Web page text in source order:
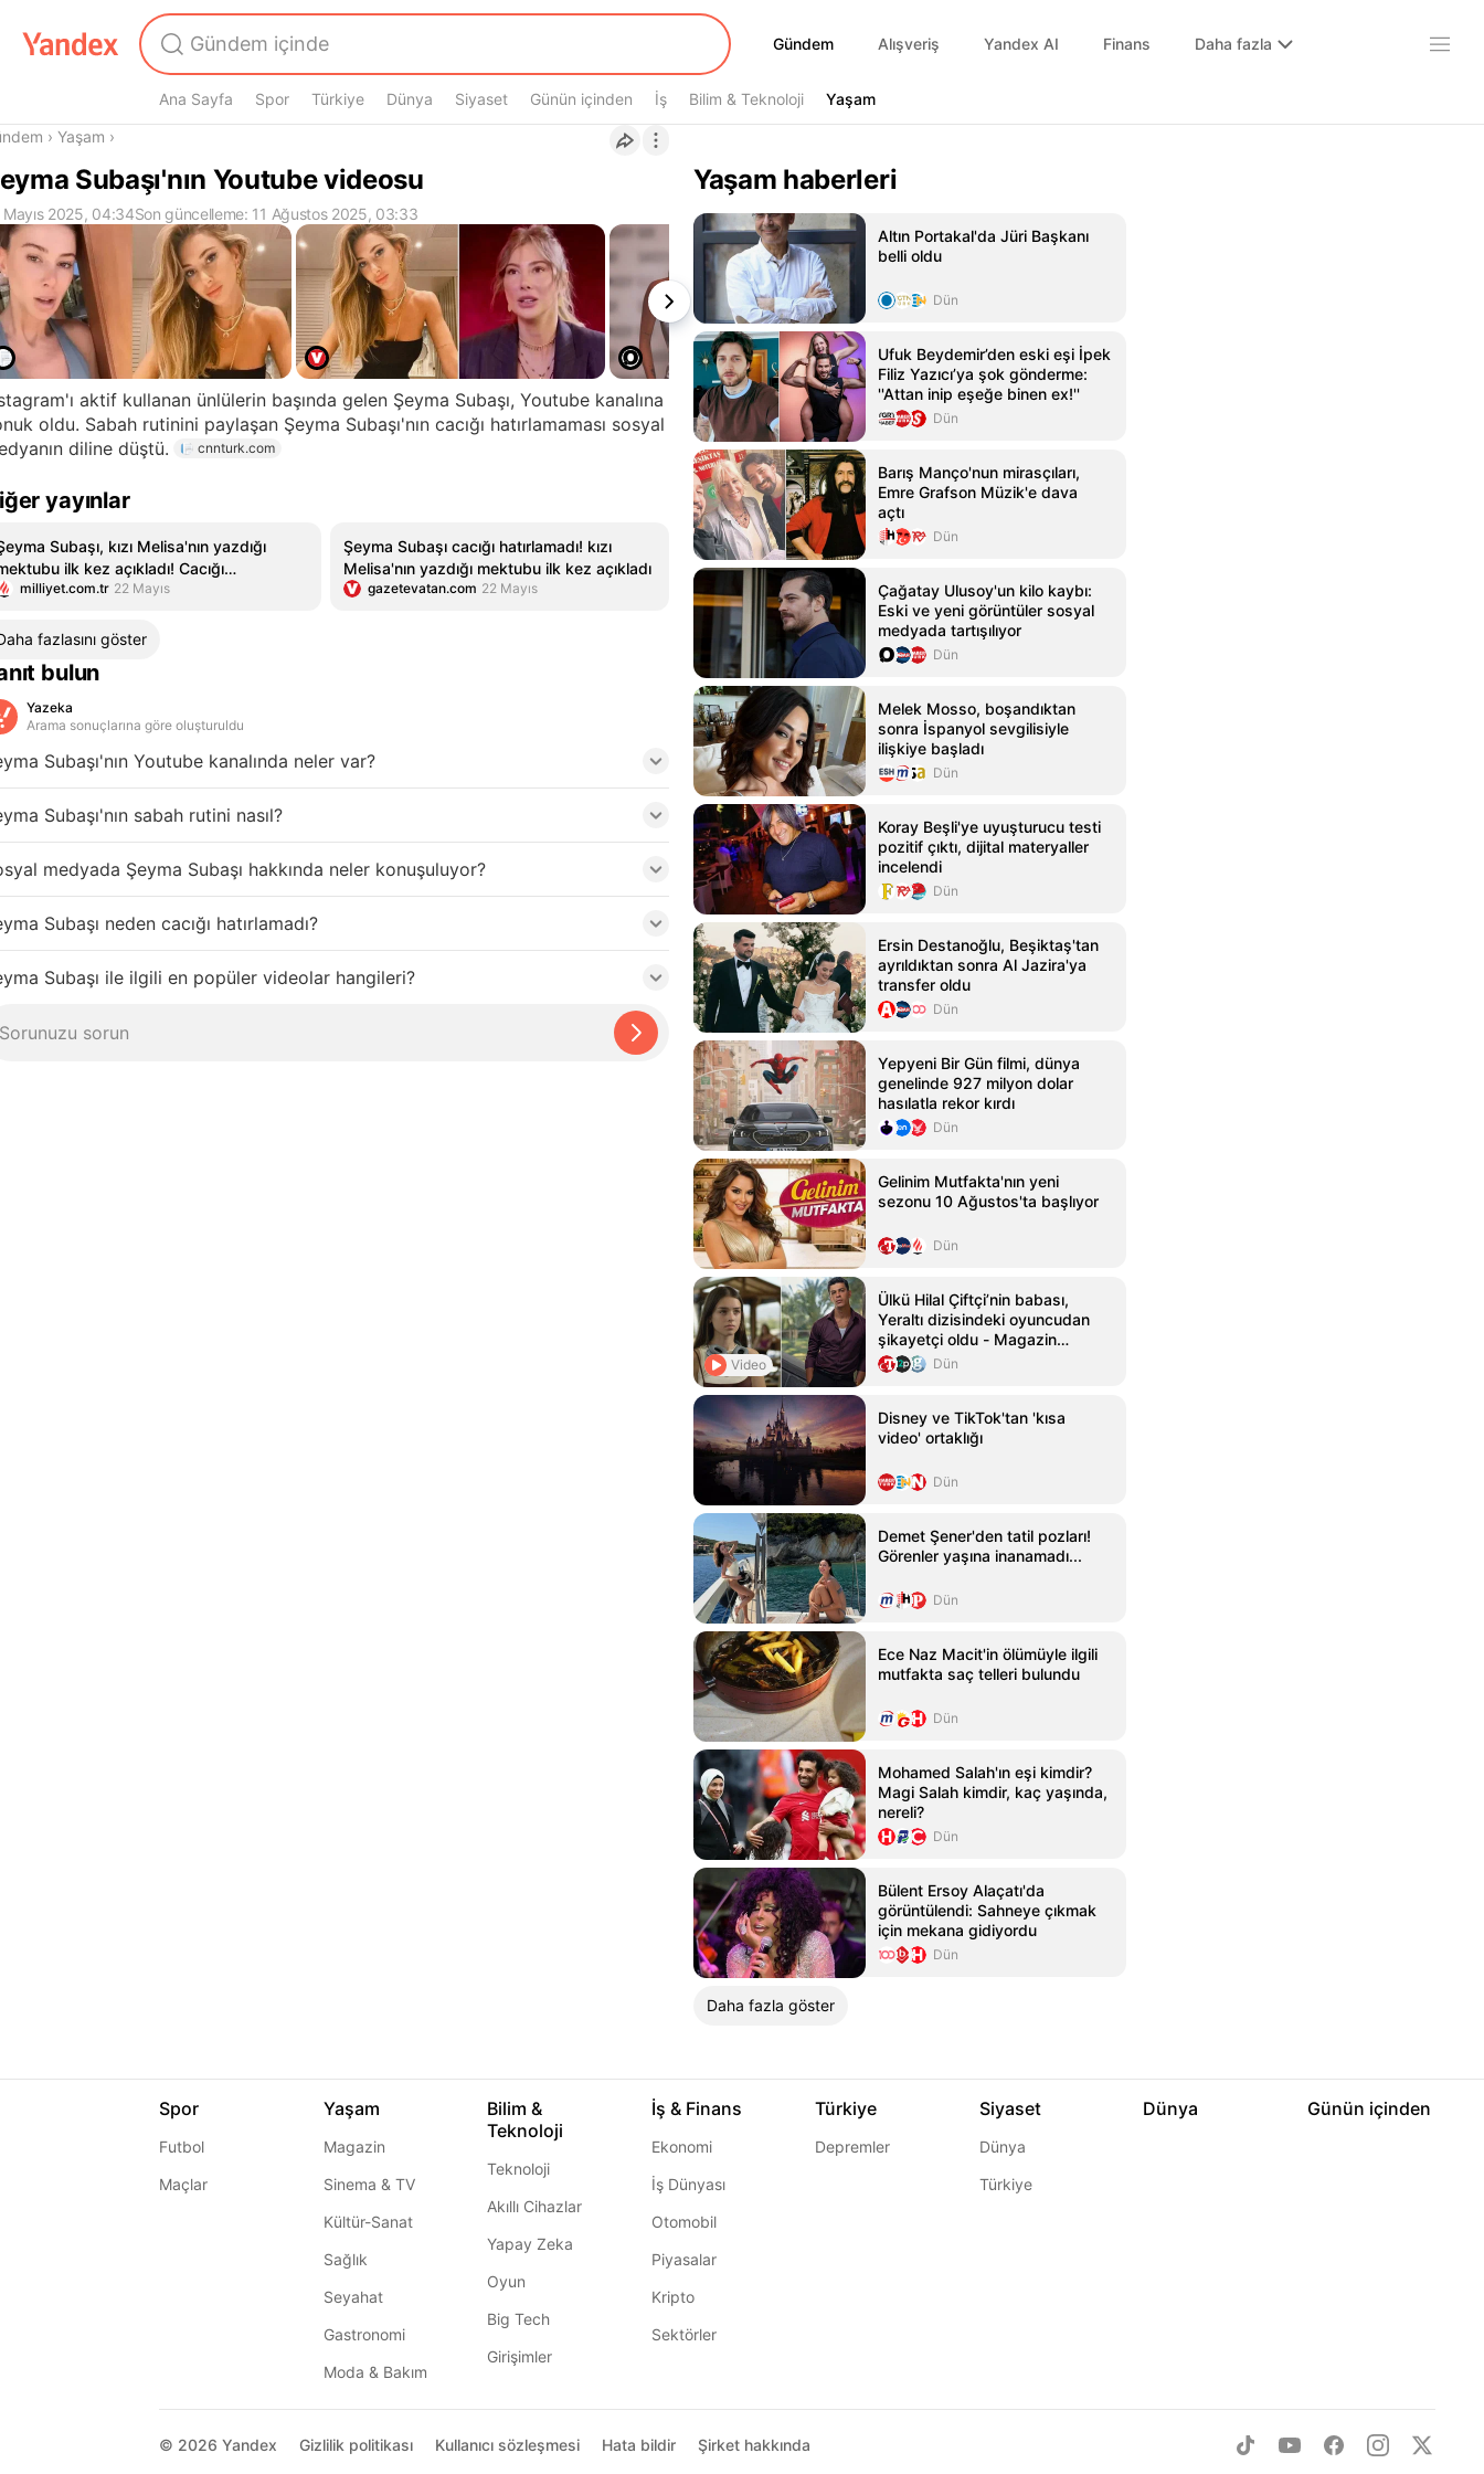
Gündem
Gündem Alışveriş Yandex AI Finans Daha fazla
Ana Sayfa Spor Türkiye Dünya Siyaset Günün içinden İş Bilim & Teknoloji Yaşam
Yaşam
› Yaşam ›
Subaşı'nın Youtube videosu
Mayıs 2025, 04:34Son güncelleme: 11 Ağustos 2025, 03:33
aktif kullanan ünlülerin başında gelen Şeyma Subaşı, Youtube kanalına
oldu. Sabah rutinini paylaşan Şeyma Subaşı'nın cacığı hatırlamaması sosyal
diline düştü.
cnnturk.com
yayınlar
Subaşı, kızı Melisa'nın yazdığı
ilk kez açıkladı! Cacığı
olay oldu
milliyet.com.tr 22 Mayıs
Şeyma Subaşı cacığı hatırlamadı! kızı
Melisa'nın yazdığı mektubu ilk kez açıkladı
gazetevatan.com 22 Mayıs
fazlasını göster
bulun
Yazeka
Arama sonuçlarına göre oluşturuldu
Subaşı'nın Youtube kanalında neler var?
Subaşı'nın sabah rutini nasıl?
medyada Şeyma Subaşı hakkında neler konuşuluyor?
Subaşı neden cacığı hatırlamadı?
Subaşı ile ilgili en popüler videolar hangileri?
Yaşam haberleri
Altın Portakal'da Jüri Başkanı
belli oldu
Dün
Ufuk Beydemir’den eski eşi İpek
Filiz Yazıcı’ya şok gönderme:
''Attan inip eşeğe binen ex!''
Dün
Barış Manço'nun mirasçıları,
Emre Grafson Müzik'e dava
açtı
Dün
Çağatay Ulusoy'un kilo kaybı:
Eski ve yeni görüntüler sosyal
medyada tartışılıyor
Dün
Melek Mosso, boşandıktan
sonra İspanyol sevgilisiyle
ilişkiye başladı
Dün
Koray Beşli'ye uyuşturucu testi
pozitif çıktı, dijital materyaller
incelendi
Dün
Ersin Destanoğlu, Beşiktaş'tan
ayrıldıktan sonra Al Jazira'ya
transfer oldu
Dün
Yepyeni Bir Gün filmi, dünya
genelinde 927 milyon dolar
hasılatla rekor kırdı
Dün
Gelinim Mutfakta'nın yeni
sezonu 10 Ağustos'ta başlıyor
Dün
Video
Ülkü Hilal Çiftçi’nin babası,
Yeraltı dizisindeki oyuncudan
şikayetçi oldu - Magazin
HaberleriDün
Disney ve TikTok'tan 'kısa
video' ortaklığı
Dün
Demet Şener'den tatil pozları!
Görenler yaşına inanamadı...
Dün
Ece Naz Macit'in ölümüyle ilgili
mutfakta saç telleri bulundu
Dün
Mohamed Salah'ın eşi kimdir?
Magi Salah kimdir, kaç yaşında,
nereli?
Dün
Bülent Ersoy Alaçatı'da
görüntülendi: Sahneye çıkmak
için mekana gidiyordu
Dün
Daha fazla göster
Spor
Futbol
Maçlar
Yaşam
Magazin
Sinema & TV
Kültür-Sanat
Sağlık
Seyahat
Gastronomi
Moda & Bakım
Bilim &
Teknoloji
Teknoloji
Akıllı Cihazlar
Yapay Zeka
Oyun
Big Tech
Girişimler
İş & Finans
Ekonomi
İş Dünyası
Otomobil
Piyasalar
Kripto
Sektörler
Türkiye
Depremler
Siyaset
Dünya
Türkiye
Dünya Günün içinden
© 2026 Yandex Gizlilik politikası Kullanıcı sözleşmesi Hata bildir Şirket hakkında